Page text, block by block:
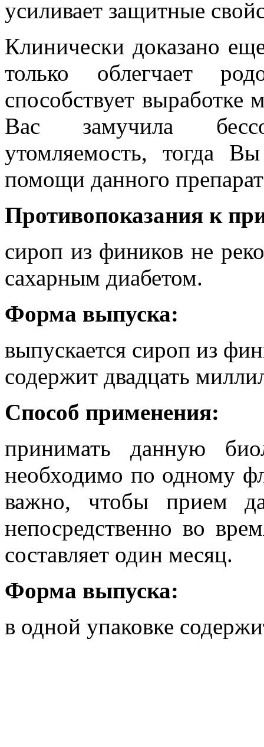
усиливает защитные
Клинически доказано
только облегчает
способствует выработке
Вас замучила
утомляемость, тогда
помощи данного
Противопоказания к
сироп из фиников не
сахарным диабетом.
Форма выпуска:
выпускается сироп из
содержит двадцать
Способ применения:
принимать данную
необходимо по одному
важно, чтобы прием
непосредственно во
составляет один месяц.
Форма выпуска:
в одной упаковке